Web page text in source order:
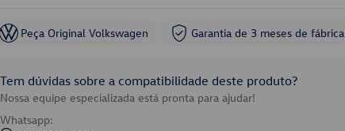
Peça Original Volkswagen Garantia de 3 meses de fábrica
Tem dúvidas sobre a compatibilidade deste produto?
Nossa equipe especializada está pronta para ajudar!
Whatsapp: